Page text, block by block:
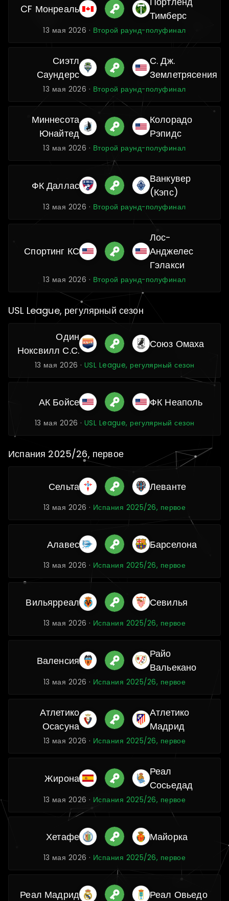
CF Монреаль
Тимберс
13 мая 2026 · Второй раунд-полуфинал
Сиэтл
Саундерс
С. Дж.
Землетрясения
13 мая 2026 · Второй раунд-полуфинал
Миннесота
Юнайтед
Колорадо
Рэпидс
13 мая 2026 · Второй раунд-полуфинал
ФК Даллас
Ванкувер
(Кэпс)
13 мая 2026 · Второй раунд-полуфинал
Спортинг КС
Лос-
Анджелес
Гэлакси
13 мая 2026 · Второй раунд-полуфинал
USL League, регулярный сезон
Один
Ноксвилл С.С.
Союз Омаха
13 мая 2026 · USL League, регулярный сезон
АК Бойсе ФК Неаполь
13 мая 2026 · USL League, регулярный сезон
Испания 2025/26, первое
Сельта Леванте
13 мая 2026 · Испания 2025/26, первое
Алавес Барселона
13 мая 2026 · Испания 2025/26, первое
Вильярреал Севилья
13 мая 2026 · Испания 2025/26, первое
Валенсия
Райо
Вальекано
13 мая 2026 · Испания 2025/26, первое
Атлетико
Осасуна
Атлетико
Мадрид
13 мая 2026 · Испания 2025/26, первое
Жирона
Реал
Сосьедад
13 мая 2026 · Испания 2025/26, первое
Хетафе Майорка
13 мая 2026 · Испания 2025/26, первое
Реал Мадрид Реал Овьедо